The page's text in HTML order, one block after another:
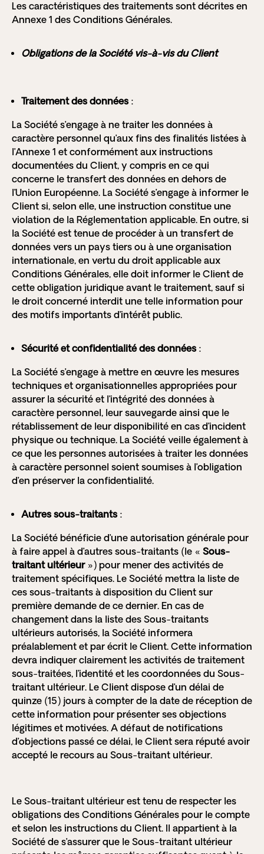
Les caractéristiques des traitements sont décrites en
Annexe 1 des Conditions Générales.
Obligations de la Société vis-à-vis du Client
Traitement des données :
La Société s’engage à ne traiter les données à
caractère personnel qu’aux fins des finalités listées à
l’Annexe 1 et conformément aux instructions
documentées du Client, y compris en ce qui
concerne le transfert des données en dehors de
l’Union Européenne. La Société s’engage à informer le
Client si, selon elle, une instruction constitue une
violation de la Réglementation applicable. En outre, si
la Société est tenue de procéder à un transfert de
données vers un pays tiers ou à une organisation
internationale, en vertu du droit applicable aux
Conditions Générales, elle doit informer le Client de
cette obligation juridique avant le traitement, sauf si
le droit concerné interdit une telle information pour
des motifs importants d’intérêt public.
Sécurité et confidentialité des données :
La Société s’engage à mettre en œuvre les mesures
techniques et organisationnelles appropriées pour
assurer la sécurité et l’intégrité des données à
caractère personnel, leur sauvegarde ainsi que le
rétablissement de leur disponibilité en cas d’incident
physique ou technique. La Société veille également à
ce que les personnes autorisées à traiter les données
à caractère personnel soient soumises à l’obligation
d’en préserver la confidentialité.
Autres sous-traitants :
La Société bénéficie d’une autorisation générale pour
à faire appel à d’autres sous-traitants (le « Sous-
traitant ultérieur») pour mener des activités de
traitement spécifiques. Le Société mettra la liste de
ces sous-traitants à disposition du Client sur
première demande de ce dernier. En cas de
changement dans la liste des Sous-traitants
ultérieurs autorisés, la Société informera
préalablement et par écrit le Client. Cette information
devra indiquer clairement les activités de traitement
sous-traitées, l’identité et les coordonnées du Sous-
traitant ultérieur. Le Client dispose d’un délai de
quinze (15) jours à compter de la date de réception de
cette information pour présenter ses objections
légitimes et motivées. A défaut de notifications
d’objections passé ce délai, le Client sera réputé avoir
accepté le recours au Sous-traitant ultérieur.
Le Sous-traitant ultérieur est tenu de respecter les
obligations des Conditions Générales pour le compte
et selon les instructions du Client. Il appartient à la
Société de s’assurer que le Sous-traitant ultérieur